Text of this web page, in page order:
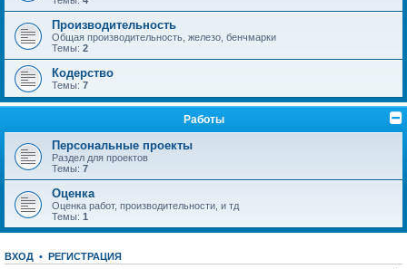
Производительность
Общая производительность, железо, бенчмарки
Темы: 2
Кодерство
Темы: 7
Работы
Персональные проекты
Раздел для проектов
Темы: 7
Оценка
Оценка работ, производительности, и тд
Темы: 1
ВХОД • РЕГИСТРАЦИЯ